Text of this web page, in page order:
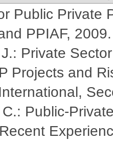
Public Private
PPIAF, 2009.
Ј.: Private
Projects and
Public-